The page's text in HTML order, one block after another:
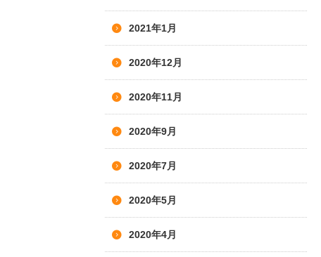
2021年1月
2020年12月
2020年11月
2020年9月
2020年7月
2020年5月
2020年4月